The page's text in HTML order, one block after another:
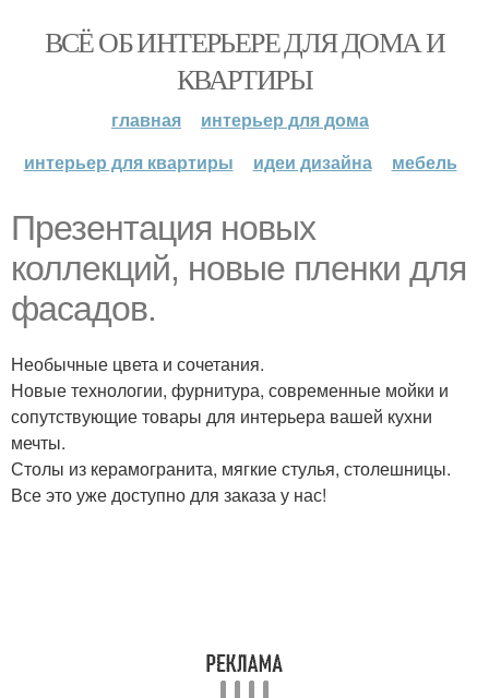
ВСЁ ОБ ИНТЕРЬЕРЕ ДЛЯ ДОМА И
КВАРТИРЫ
главная
интерьер для дома
интерьер для квартиры
идеи дизайна мебель
Презентация новых
коллекций, новые пленки для
фасадов.
Необычные цвета и сочетания.
Новые технологии, фурнитура, современные мойки и
сопутствующие товары для интерьера вашей кухни
мечты.
Столы из керамогранита, мягкие стулья, столешницы.
Все это уже доступно для заказа у нас!